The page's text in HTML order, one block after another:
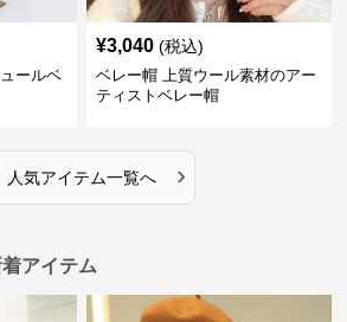
ールベ
¥3,040 (税込)
ベレー帽 上質ウール素材のアー
ティストベレー帽
人気アイテム一覧へ ›
アイテム